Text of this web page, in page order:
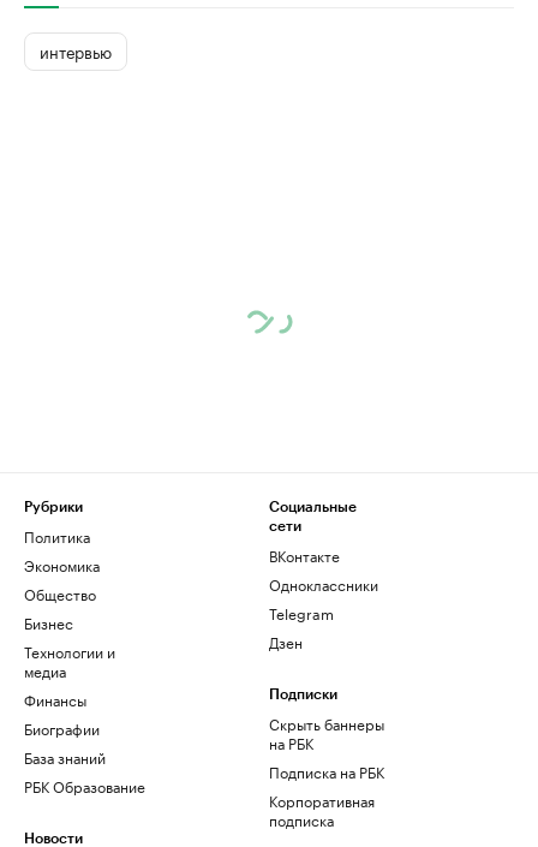
интервью
Рубрики
Политика
Экономика
Общество
Бизнес
Технологии и
медиа
Финансы
Биографии
База знаний
РБК Образование
Новости
Социальные
сети
ВКонтакте
Одноклассники
Telegram
Дзен
Подписки
Скрыть баннеры
на РБК
Подписка на РБК
Корпоративная
подписка